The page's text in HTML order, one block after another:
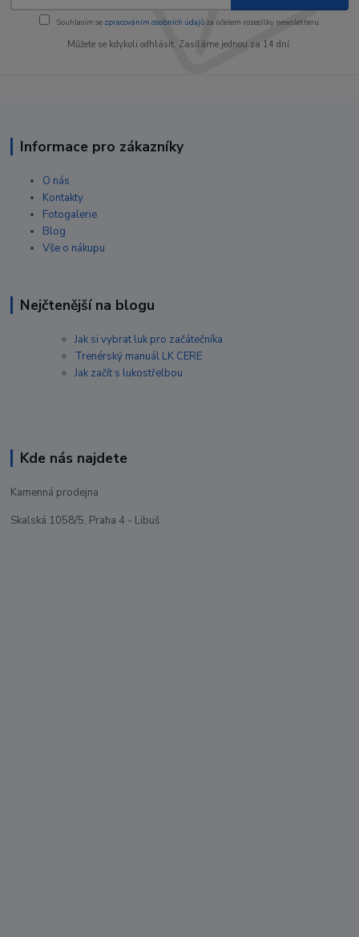
Souhlasím se zpracováním osobních údajůza účelem rozesílky newsletteru.
Můžete se kdykoli odhlásit. Zasíláme jednou za 14 dní.
Informace pro zákazníky
O nás
Kontakty
Fotogalerie
Blog
Vše o nákupu
Nejčtenější na blogu
Jak si vybrat luk pro začátečníka
Trenérský manuál LK CERE
Jak začít s lukostřelbou
Kde nás najdete
Kamenná prodejna
Skalská 1058/5, Praha 4 - Libuš